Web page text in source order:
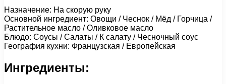
Назначение: На скорую руку
Основной ингредиент: Овощи / Чеснок / Мёд / Горчица /
Растительное масло / Оливковое масло
Блюдо: Соусы / Салаты / К салату / Чесночный соус
География кухни: Французская / Европейская
Ингредиенты: